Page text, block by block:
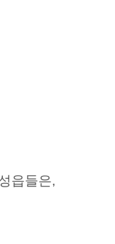
읍들은,